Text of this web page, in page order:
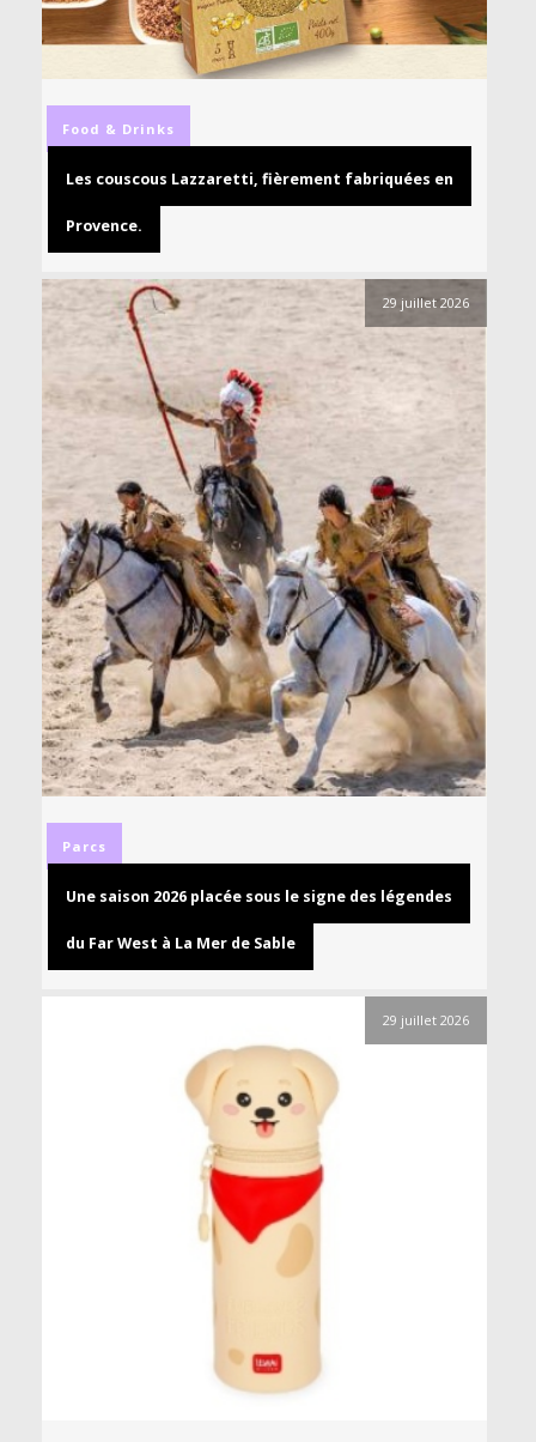
Food & Drinks
Les couscous Lazzaretti, fièrement fabriquées en
Provence.
29 juillet 2026
Parcs
Une saison 2026 placée sous le signe des légendes
du Far West à La Mer de Sable
29 juillet 2026